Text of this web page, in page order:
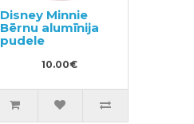
Disney Minnie
Bērnu alumīnija
pudele
10.00€